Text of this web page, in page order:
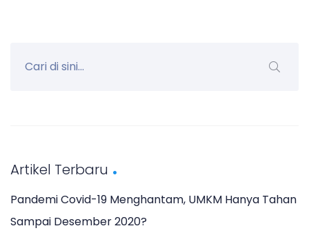
a
o
s
Artikel Terbaru
Pandemi Covid-19 Menghantam, UMKM Hanya Tahan
Sampai Desember 2020?